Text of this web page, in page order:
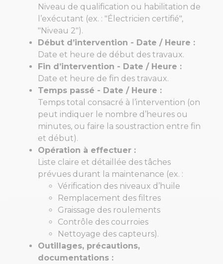
Niveau de qualification ou habilitation de
l’exécutant (ex. : "Électricien certifié",
"Niveau 2").
Début d’intervention - Date / Heure :
Date et heure de début des travaux.
Fin d’intervention - Date / Heure :
Date et heure de fin des travaux.
Temps passé - Date / Heure :
Temps total consacré à l’intervention (on
peut indiquer le nombre d’heures ou
minutes, ou faire la soustraction entre fin
et début).
Opération à effectuer :
Liste claire et détaillée des tâches
prévues durant la maintenance (ex. :
Vérification des niveaux d’huile
Remplacement des filtres
Graissage des roulements
Contrôle des courroies
Nettoyage des capteurs).
Outillages, précautions,
documentations :